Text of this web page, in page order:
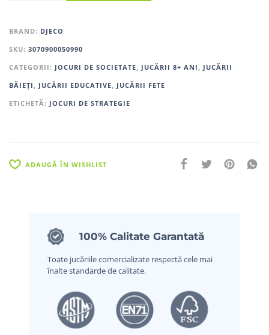
BRAND: DJECO
SKU: 3070900050990
CATEGORII: JOCURI DE SOCIETATE JUCĂRII 8+ ANI
JUCĂRII
BĂIEȚI
JUCĂRII EDUCATIVE
JUCĂRII FETE
ETICHETĂ: JOCURI DE STRATEGIE
ADAUGĂ ÎN WISHLIST
100% Calitate Garantată
Toate jucăriile comercializate respectă cele mai
înalte standarde de calitate.